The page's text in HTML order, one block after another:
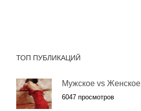
ТОП ПУБЛИКАЦИЙ
Мужское vs Женское
6047 просмотров